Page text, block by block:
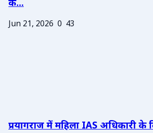
के...
Jun 21, 2026 0 43
प्रयागराज में महिला IAS अधिकारी के